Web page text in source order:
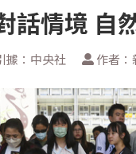
情境 自
據：中央社 作者：